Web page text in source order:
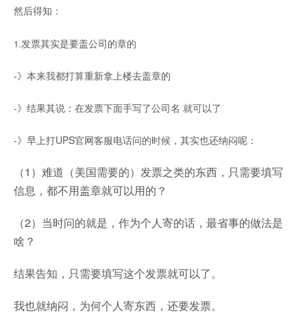
然后得知：
1.发票其实是要盖公司的章的
-》本来我都打算重新拿上楼去盖章的
-》结果其说：在发票下面手写了公司名 就可以了
-》 早上打UPS官网客服电话问的时候，其实也还纳闷呢：
（1）难道（美国需要的）发票之类的东西，只需要填写
信息，都不用盖章就可以用的？
（2）当时问的就是，作为个人寄的话，最省事的做法是
啥？
结果告知，只需要填写这个发票就可以了。
我也就纳闷，为何个人寄东西，还要发票。